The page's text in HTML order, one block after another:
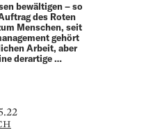
bewältigen – so
des Roten
Menschen, seit
gehört
Arbeit, aber
derartige …